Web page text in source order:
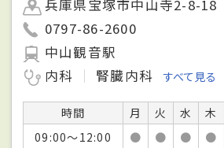
兵庫県宝塚市中山寺2-8-18
0797-86-2600
中山観音駅
内科
腎臓内科 すべて見る
時間 月 火 水 木
09:00～12:00
● ● ● ●